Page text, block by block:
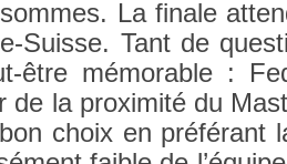
La fin­ale
Suisse. Tant de
être mémor­able :
de la pro­ximité du
choix en préférant